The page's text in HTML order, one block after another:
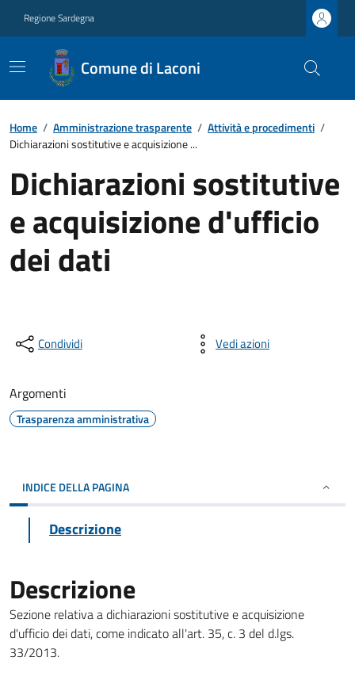
Regione Sardegna
Comune di Laconi
Home / Amministrazione trasparente / Attività e procedimenti /
Dichiarazioni sostitutive e acquisizione ...
Dichiarazioni sostitutive
e acquisizione d'ufficio
dei dati
Condividi Vedi azioni
Argomenti
Trasparenza amministrativa
INDICE DELLA PAGINA
Descrizione
Descrizione
Sezione relativa a dichiarazioni sostitutive e acquisizione
d'ufficio dei dati, come indicato all'art. 35, c. 3 del d.lgs.
33/2013.